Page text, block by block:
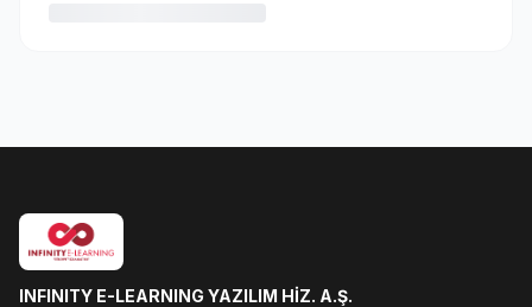
INFINITY E-LEARNING YAZILIM HİZ. A.Ş.